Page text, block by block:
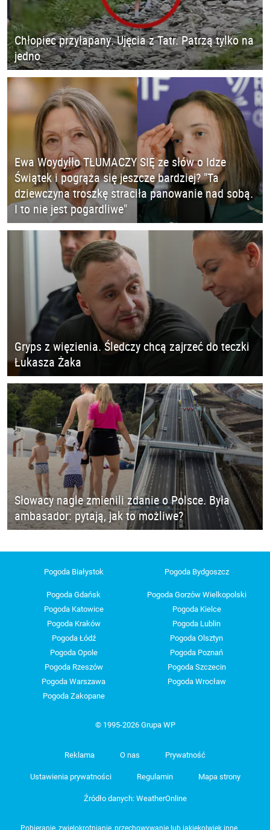
Chłopiec przyłapany. Ujęcia z Tatr. Patrzą tylko na
jedno
Ewa Woydyłło TŁUMACZY SIĘ ze słów o Idze
Świątek i pogrąża się jeszcze bardziej? "Ta
dziewczyna troszkę straciła panowanie nad sobą.
I to nie jest pogardliwe"
Gryps z więzienia. Śledczy chcą zajrzeć do teczki
Łukasza Żaka
Słowacy nagle zmienili zdanie o Polsce. Była
ambasador: pytają, jak to możliwe?
Pogoda Białystok Pogoda Bydgoszcz
Pogoda Gdańsk
Pogoda Gorzów Wielkopolski
Pogoda Katowice
Pogoda Kielce
Pogoda Kraków
Pogoda Lublin
Pogoda Łódź
Pogoda Olsztyn
Pogoda Opole
Pogoda Poznań
Pogoda Rzeszów
Pogoda Szczecin
Pogoda Warszawa
Pogoda Wrocław
Pogoda Zakopane
© 1995-2026 Grupa WP
Reklama O nas Prywatność
Ustawienia prywatności Regulamin Mapa strony
Źródło danych: WeatherOnline
Pobieranie, zwielokrotnianie, przechowywanie lub jakiekolwiek inne